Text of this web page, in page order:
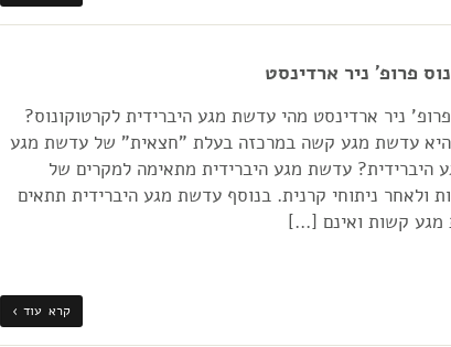
פרופ' ניר ארדינסט
ניר ארדינסט מהי עדשת מגע היברידית לקרטוקונוס?
היא עדשת מגע קשה במרכזה בעלת "חצאית" של עדשת מגע
היברידית? עדשת מגע היברידית מתאימה למקרים של
ולאחר ניתוחי קרנית. בנוסף עדשת מגע היברידית תתאים
מגע קשות ואינם […]
קרא עוד ›